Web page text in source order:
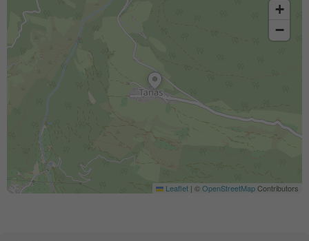
+
−
Leaflet | ©OpenStreetMapContributors